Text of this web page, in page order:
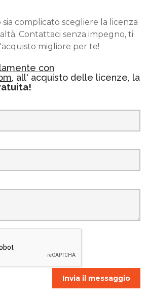
complicato scegliere la licenza
Contattaci senza impegno, ti
migliore per te!
con
, all' acquisto delle licenze, la
Invia il messaggio